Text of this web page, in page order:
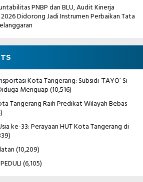
PNBP dan BLU, Audit Kinerja
Didorong Jadi Instrumen Perbaikan Tata
Kota Tangerang: Subsidi ‘TAYO’ Si
Menguap(10,516)
Tangerang Raih Predikat Wilayah Bebas
ke-33: Perayaan HUT Kota Tangerang di
(10,209)
(6,105)